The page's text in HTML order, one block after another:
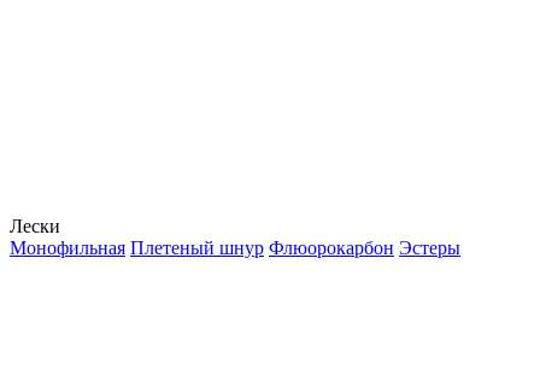
Лески
Монофильная Плетеный шнур Флюорокарбон Эстеры